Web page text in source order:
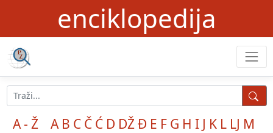
enciklopedija
A - Ž A B C Č Ć D DŽĐ E F G H I J K L LJ M